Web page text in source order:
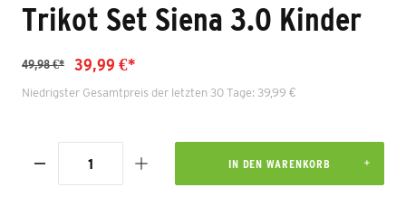
Trikot Set Siena 3.0 Kinder
49,98 €* 39,99 €*
Niedrigster Gesamtpreis der letzten 30 Tage: 39,99 €
IN DEN WARENKORB